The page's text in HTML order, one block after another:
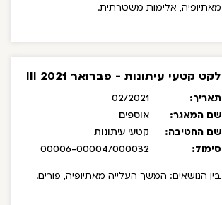
מאתיופיה, אלימות משטרתית.
לקט קטעי עיתונות - פברואר 2021 III
תאריך:
02/2021
שם המאגר:
אוספים
שם החטיבה:
קטעי עיתונות
סימול:
00006-00004/000032
בין הנושאים: המשך העלייה מאתיופיה, פורים.